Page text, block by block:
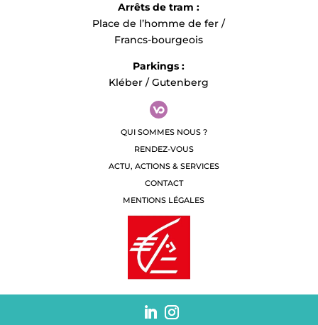
Arrêts de tram :
Place de l’homme de fer /
Francs-bourgeois
Parkings :
Kléber / Gutenberg
QUI SOMMES NOUS ?
RENDEZ-VOUS
ACTU, ACTIONS & SERVICES
CONTACT
MENTIONS LÉGALES